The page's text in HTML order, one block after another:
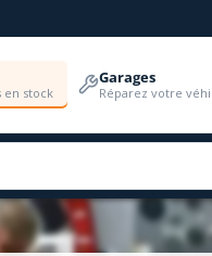
en stock
Garages
Réparez votre